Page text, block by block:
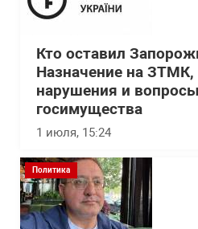
Кто оставил
Назначение на
нарушения и
госимущества
1 июля, 15:24
Политика